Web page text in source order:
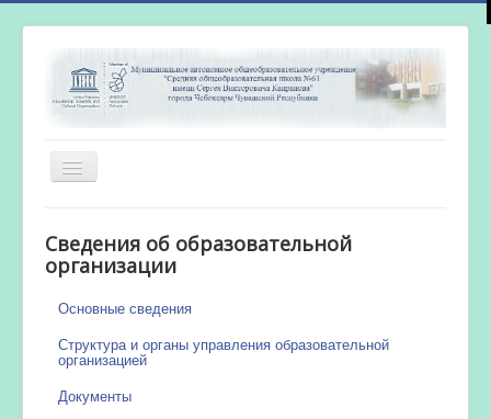
Включить/
выключить
Новости
Сведения об образовательной
организации
Основные сведения
Структура и органы управления образовательной
организацией
Документы